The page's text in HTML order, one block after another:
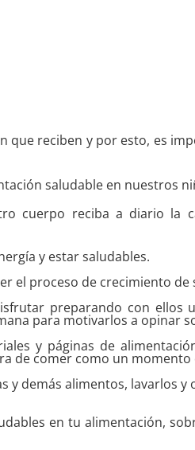
que reciben y por esto, es
saludable en nuestros
cuerpo reciba a diario la
y estar saludables.
el proceso de crecimiento de
preparando con ellos
para motivarlos a opinar
y páginas de
de comer como un
demás alimentos, lavarlos
en tu alimentación,